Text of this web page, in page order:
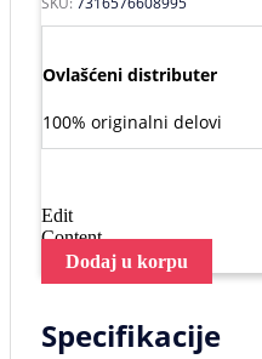
Ovlašćeni distributer
100% originalni delovi
Edit
Content
Dodaj u korpu
Specifikacije